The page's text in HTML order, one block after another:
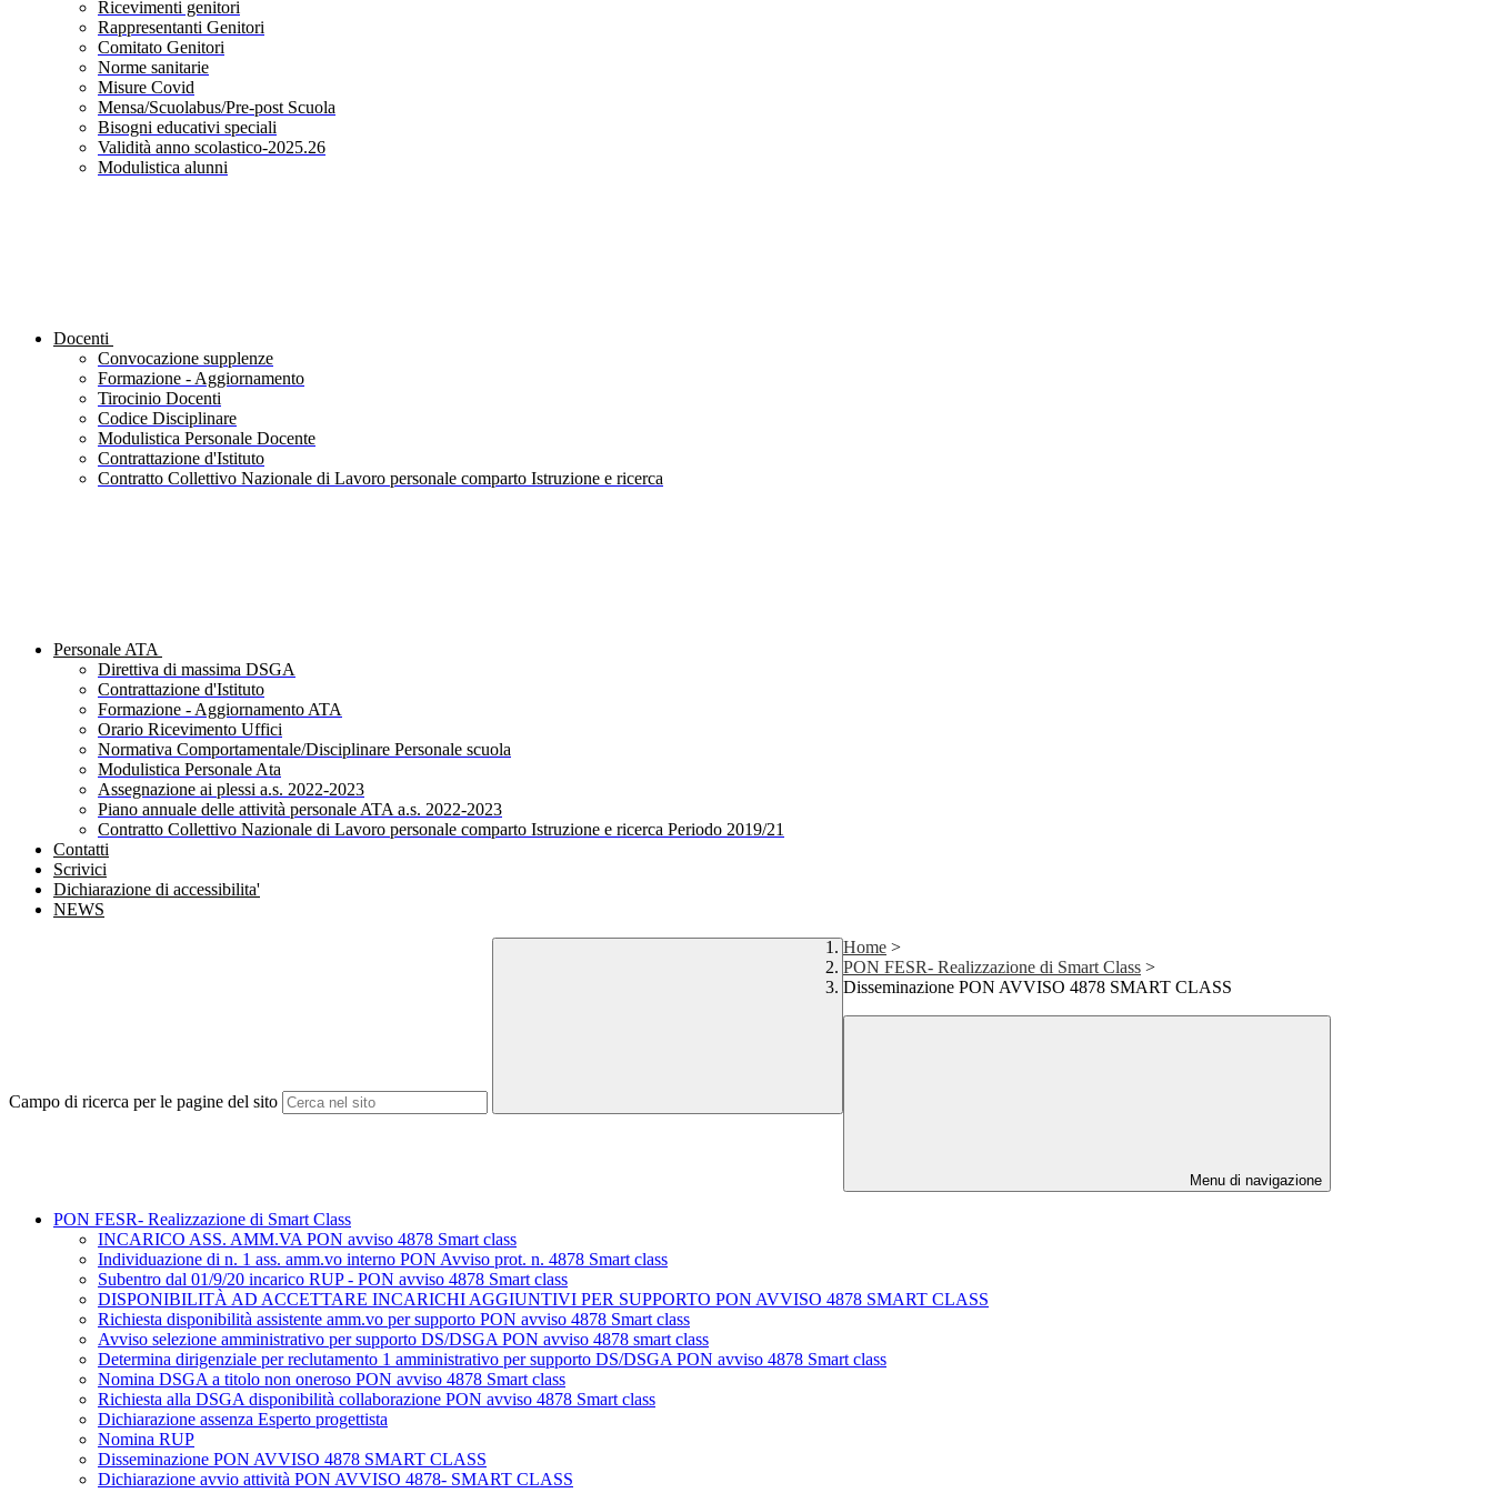
Ricevimenti genitori
Rappresentanti Genitori
Comitato Genitori
Norme sanitarie
Misure Covid
Mensa/Scuolabus/Pre-post Scuola
Bisogni educativi speciali
Validità anno scolastico-2025.26
Modulistica alunni
Docenti
Convocazione supplenze
Formazione - Aggiornamento
Tirocinio Docenti
Codice Disciplinare
Modulistica Personale Docente
Contrattazione d'Istituto
Contratto Collettivo Nazionale di Lavoro personale comparto Istruzione e ricerca
Personale ATA
Direttiva di massima DSGA
Contrattazione d'Istituto
Formazione - Aggiornamento ATA
Orario Ricevimento Uffici
Normativa Comportamentale/Disciplinare Personale scuola
Modulistica Personale Ata
Assegnazione ai plessi a.s. 2022-2023
Piano annuale delle attività personale ATA a.s. 2022-2023
Contratto Collettivo Nazionale di Lavoro personale comparto Istruzione e ricerca Periodo 2019/21
Contatti
Scrivici
Dichiarazione di accessibilita'
NEWS
Campo di ricerca per le pagine del sito
Home >
PON FESR- Realizzazione di Smart Class >
Disseminazione PON AVVISO 4878 SMART CLASS
Menu di navigazione
PON FESR- Realizzazione di Smart Class
INCARICO ASS. AMM.VA PON avviso 4878 Smart class
Individuazione di n. 1 ass. amm.vo interno PON Avviso prot. n. 4878 Smart class
Subentro dal 01/9/20 incarico RUP - PON avviso 4878 Smart class
DISPONIBILITÀ AD ACCETTARE INCARICHI AGGIUNTIVI PER SUPPORTO PON AVVISO 4878 SMART CLASS
Richiesta disponibilità assistente amm.vo per supporto PON avviso 4878 Smart class
Avviso selezione amministrativo per supporto DS/DSGA PON avviso 4878 smart class
Determina dirigenziale per reclutamento 1 amministrativo per supporto DS/DSGA PON avviso 4878 Smart class
Nomina DSGA a titolo non oneroso PON avviso 4878 Smart class
Richiesta alla DSGA disponibilità collaborazione PON avviso 4878 Smart class
Dichiarazione assenza Esperto progettista
Nomina RUP
Disseminazione PON AVVISO 4878 SMART CLASS
Dichiarazione avvio attività PON AVVISO 4878- SMART CLASS